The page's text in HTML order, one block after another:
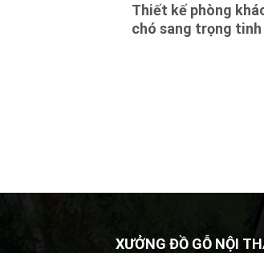
Thiết kế phòng
chó sang trọng
XƯỞNG ĐỒ GỖ NỘI